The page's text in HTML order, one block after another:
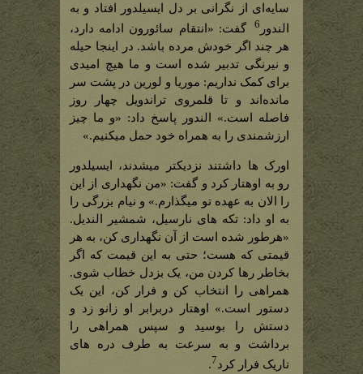
سایه‌ای از نگرانی بر دل ایسیلدور افتاد و به
الندور 6
گفت: «انتقام سائورون ادامه دارد،
هر چند اگر خودش مرده باشد. در اینجا حیله
و نیرنگی تدبیر شده است و ما هیچ امیدی
برای کمک نداریم: موریا و لورین در پشت سر
مانده‌اند و تا قلمروی تراندویل چهار روز
فاصله است.» الندور پاسخ داد: «و ما چیز
ارزشمندی را به همراه خود حمل میکنیم.»
اورک ها داشتند نزدیکتر میشدند، ایسیلدور
رو به اوهتار کرد و گفت: «من نگهداری از این
را الان به عهده تو میگذارم.» و نیام بزرگی را
به او داد: تکه های نارسیل، شمشیر الندیل.
«هرطور شده است از آن نگهداری کن، به هر
قیمتی که هست؛ حتی به این قیمت که اگر
بخاطر رها کردن من، یک بزدل خطاب شوی.
همراهی را انتخاب کن و فرار کن، این یک
دستور است.» اوهتار دربرابر او زانو زد و
دستش را بوسید و سپس همراهی را
برداشت و به سرعت به طرف دره های
تاریک فرار کرد7
.